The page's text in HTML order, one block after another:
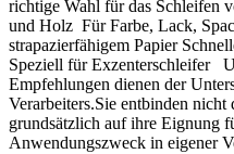
richtige Wahl für das Schleifen
und Holz Für Farbe, Lack,
strapazierfähigem Papier
Speziell für Exzenterschleifer
Empfehlungen dienen der
Verarbeiters.Sie entbinden nicht
grundsätzlich auf ihre Eignung
Anwendungszweck in eigener